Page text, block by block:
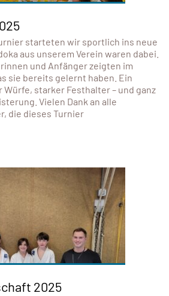
starteten wir sportlich ins neue
aus unserem Verein waren dabei.
und Anfänger zeigten im
sie bereits gelernt haben. Ein
starker Festhalter – und ganz
Vielen Dank an alle
die dieses Turnier
2025